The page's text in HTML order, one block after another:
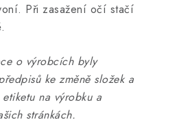
Při zasažení očí stačí
o výrobcích byly
ke změně složek a
na výrobku a
stránkách.